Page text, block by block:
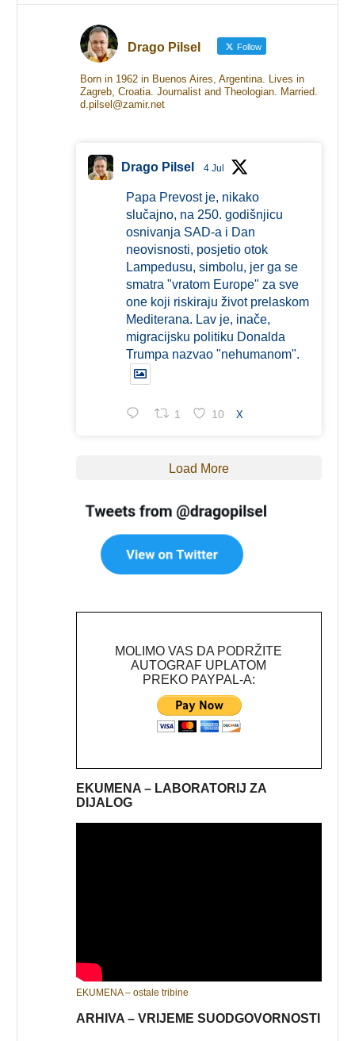
Drago Pilsel Follow
Born in 1962 in Buenos Aires, Argentina. Lives in
Zagreb, Croatia. Journalist and Theologian. Married.
d.pilsel@zamir.net
Drago Pilsel 4 Jul
Papa Prevost je, nikako
slučajno, na 250. godišnjicu
osnivanja SAD-a i Dan
neovisnosti, posjetio otok
Lampedusu, simbolu, jer ga se
smatra "vratom Europe" za sve
one koji riskiraju život prelaskom
Mediterana. Lav je, inače,
migracijsku politiku Donalda
Trumpa nazvao "nehumanom".
1 10 X
Load More
MOLIMO VAS DA PODRŽITE
AUTOGRAF UPLATOM
PREKO PAYPAL-A:
EKUMENA – LABORATORIJ ZA
DIJALOG
EKUMENA – ostale tribine
ARHIVA – VRIJEME SUODGOVORNOSTI